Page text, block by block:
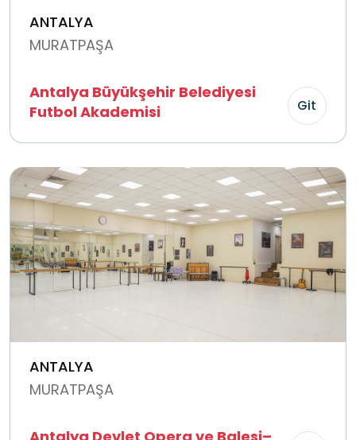
ANTALYA
MURATPAŞA
Antalya Büyükşehir Belediyesi
Futbol Akademisi
Git
ANTALYA
MURATPAŞA